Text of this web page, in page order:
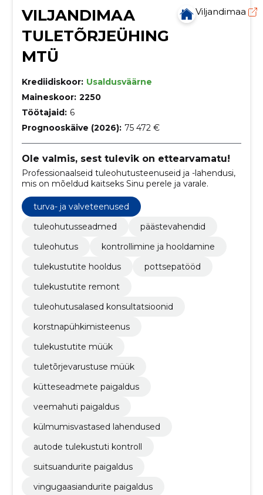
VILJANDIMAA
TULETÕRJEÜHING
MTÜ
Viljandimaa
Krediidiskoor: Usaldusväärne
Maineskoor: 2250
Töötajaid: 6
Prognooskäive (2026): 75 472 €
Ole valmis, sest tulevik on ettearvamatu!
Professionaalseid tuleohutusteenuseid ja -lahendusi,
mis on mõeldud kaitseks Sinu perele ja varale.
turva- ja valveteenused
tuleohutusseadmed
päästevahendid
tuleohutus
kontrollimine ja hooldamine
tulekustutite hooldus
pottsepatööd
tulekustutite remont
tuleohutusalased konsultatsioonid
korstnapühkimisteenus
tulekustutite müük
tuletõrjevarustuse müük
kütteseadmete paigaldus
veemahuti paigaldus
külmumisvastased lahendused
autode tulekustuti kontroll
suitsuandurite paigaldus
vingugaasiandurite paigaldus